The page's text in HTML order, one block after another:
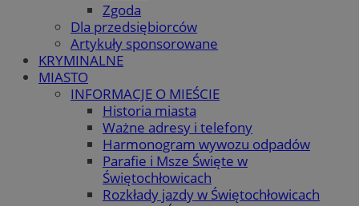
Zgoda
Dla przedsiębiorców
Artykuły sponsorowane
KRYMINALNE
MIASTO
INFORMACJE O MIEŚCIE
Historia miasta
Ważne adresy i telefony
Harmonogram wywozu odpadów
Parafie i Msze Święte w
Świętochłowicach
Rozkłady jazdy w Świętochłowicach